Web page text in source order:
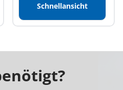
Schnellansicht